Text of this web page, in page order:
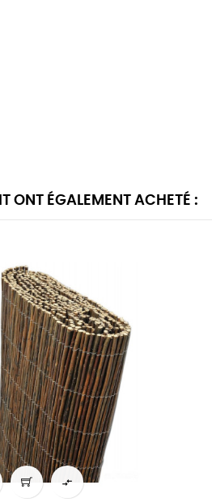
ONT ÉGALEMENT ACHETÉ :
